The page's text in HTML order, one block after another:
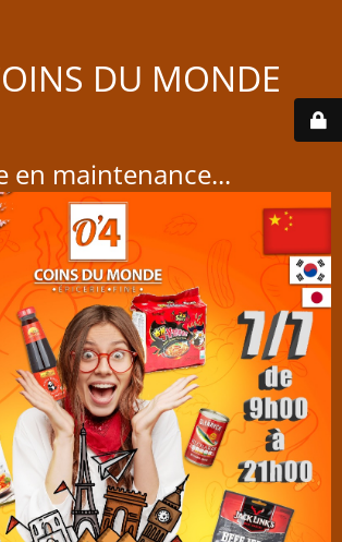
DU MONDE
en maintenance...